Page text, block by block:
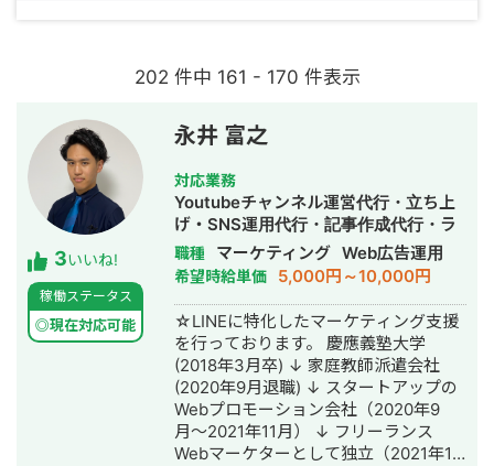
202 件中 161 - 170 件表示
3いいね!
稼働ステータス
◎現在対応可能
永井 富之
対応業務
Youtubeチャンネル運営代行・立ち上
げ・SNS運用代行・記事作成代行・ラ
イティング・リスティング広告運用代
行・動画制作・動画編集
職種 マーケティング Web広告運用
希望時給単価 5,000円～10,000円
☆LINEに特化したマーケティング支援
を行っております。 慶應義塾大学
(2018年3月卒) ↓ 家庭教師派遣会社
(2020年9月退職) ↓ スタートアップの
Webプロモーション会社（2020年9
月〜2021年11月） ↓ フリーランス
Webマーケターとして独立（2021年12